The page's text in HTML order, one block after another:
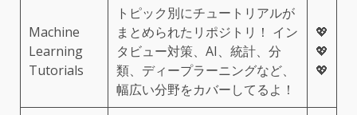
Machine
Learning
Tutorials
トピック別にチュートリアルが
まとめられたリポジトリ！ イン
タビュー対策、AI、統計、分
類、ディープラーニングなど、
幅広い分野をカバーしてるよ！
💖
💖
💖